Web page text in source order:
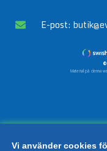
E-post:
Vi använder cookies
©
Material på denna